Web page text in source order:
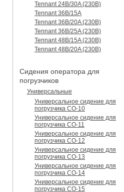
Tennant 24B/30A (230B)
Tennant 36B/15A
Tennant 36B/20A (230B)
Tennant 36B/25A (230B)
Tennant 48B/15A (230B)
Tennant 48B/20A (230B)
Сидения оператора для
погрузчиков
Универсальные
Универсальное сидение для
погрузчика CO-10
Универсальное сидение для
погрузчика CO-11
Универсальное сидение для
погрузчика CO-12
Универсальное сидение для
погрузчика CO-13
Универсальное сидение для
погрузчика CO-14
Универсальное сидение для
погрузчика CO-15